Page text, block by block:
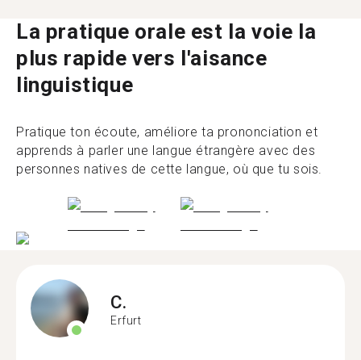
La pratique orale est la voie la
plus rapide vers l'aisance
linguistique
Pratique ton écoute, améliore ta prononciation et
apprends à parler une langue étrangère avec des
personnes natives de cette langue, où que tu sois.
C.
Erfurt